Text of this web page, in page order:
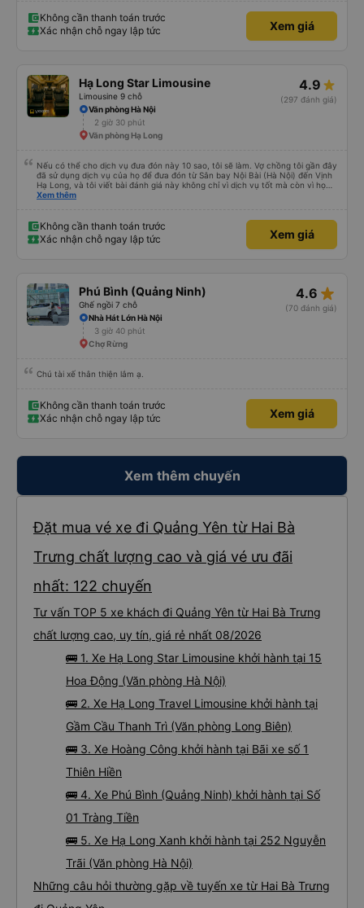
Không cần thanh toán trước
Xác nhận chỗ ngay lập tức
Xem giá
Hạ Long Star Limousine
Limousine 9 chỗ
4.9
(297 đánh giá)
Văn phòng Hà Nội
2 giờ 30 phút
Văn phòng Hạ Long
Nếu có thể cho dịch vụ đưa đón này 10 sao, tôi sẽ làm. Vợ chồng tôi gần đây
đã sử dụng dịch vụ của họ để đưa đón từ Sân bay Nội Bài (Hà Nội) đến Vịnh
Hạ Long, và tôi viết bài đánh giá này không chỉ vì dịch vụ tốt mà còn vì họ
thực sự là những anh hùng. Chuyến bay của chúng tôi bị hoãn nghiêm trọng,
sẽ lỡ chuyến xe đã đặt trước, có khả năng gây nguy hiểm cho toàn bộ
chuyến du ngoạn Vịnh Hạ Long của chúng tôi vào ngày hôm sau. Thật ngạc
nhiên, tài xế vẫn ở đó, kiên nhẫn chờ đợi chúng tôi. Anh ấy bình tĩnh giúp
tuyệt vời và sự thấu hiểu. Họ đã nỗ lực hết mình (theo đúng nghĩa đen!) để
đảm bảo kỳ nghỉ của chúng tôi không bị hủy hoại. Rất, rất đáng để giới thiệu!
Xem thêm
Không cần thanh toán trước
Xác nhận chỗ ngay lập tức
Xem giá
Phú Bình (Quảng Ninh)
Ghế ngồi 7 chỗ
4.6 star_rate
(70 đánh giá)
Nhà Hát Lớn Hà Nội
3 giờ 40 phút
Chợ Rừng
Chú tài xế thân thiện lắm ạ.
Không cần thanh toán trước
Xác nhận chỗ ngay lập tức
Xem giá
Xem thêm chuyến
Đặt mua vé xe đi Quảng Yên từ Hai Bà
Trưng chất lượng cao và giá vé ưu đãi
nhất: 122 chuyến
Tư vấn TOP 5 xe khách đi Quảng Yên từ Hai Bà Trưng
chất lượng cao, uy tín, giá rẻ nhất 08/2026
🚌 1. Xe Hạ Long Star Limousine khởi hành tại 15
Hoa Động (Văn phòng Hà Nội)
🚌 2. Xe Hạ Long Travel Limousine khởi hành tại
Gầm Cầu Thanh Trì (Văn phòng Long Biên)
🚌 3. Xe Hoàng Công khởi hành tại Bãi xe số 1
Thiên Hiền
🚌 4. Xe Phú Bình (Quảng Ninh) khởi hành tại Số
01 Tràng Tiền
🚌 5. Xe Hạ Long Xanh khởi hành tại 252 Nguyễn
Trãi (Văn phòng Hà Nội)
Những câu hỏi thường gặp về tuyến xe từ Hai Bà Trưng